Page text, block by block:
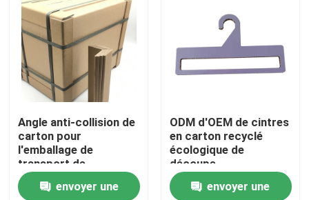
Contrôle de qualité
Contactez-nous
Demandez une citation
Parqueter le papier de protection
Angle anti-collision de
carton pour
l'emballage de
transport de
logistique
envoyer une
ODM d'OEM de cintres
en carton recyclé
écologique de
découpe
envoyer une